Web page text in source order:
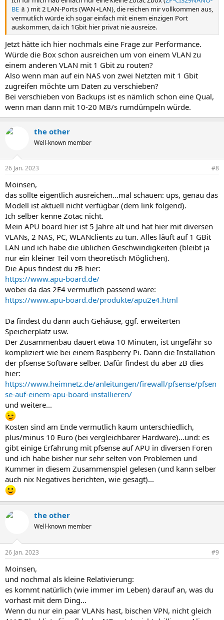
BE
) mit 2 LAN-Ports (WAN+LAN), die reichen mir vollkommen aus,
vermutlich würde ich sogar einfach mit einem einzigen Port
auskommen, da ich 1Gbit hier privat nie ausreize.
Jetzt hätte ich hier nochmals eine Frage zur Performance.
Würde die Box schon ausreichen um von einem VLAN zu
einem anderen VLAN mit 1 Gbit zu routen?
Also wenn man auf ein NAS von zwei Netzten mit 1 Gbit
zugreifen möchte um Daten zu verschieben?
Bei verschieben von Backups ist es nämlich schon eine Qual,
wenn man dann mit 10-20 MB/s rumdümpeln würde.
the other
Well-known member
26 Jan. 2023 #8
Moinsen,
das sollte eigentlich ausreichen...mal schauen: ups, genau das
Modell ist aktuell nicht verfügbar (dem link folgend).
Ich selber kenne Zotac nicht.
Mein APU board hier ist 5 Jahre alt und hat hier mit diversen
VLANs, 2 NAS, PC, WLANclients zu tun. Alles läuft auf 1 GBit
LAN und ich habe die üblichen Geschwindigkeiten (bleibt ja
nur ein kleiner Teil vom theoretisch Möglichen).
Die Apus findest du zB hier:
https://www.apu-board.de/
wobei da das 2E4 vermutlich passend wäre:
https://www.apu-board.de/produkte/apu2e4.html
Da findest du dann auch Gehäuse, ggf. erweiterten
Speicherplatz usw.
Der Zusammenbau dauert etwa 10 Minuten, ist ungefähr so
kompliziert wie bei einem Raspberry Pi. Dann die Installation
der pfsense Software selber. Dafür findest du aber zB dies
hier:
https://www.heimnetz.de/anleitungen/firewall/pfsense/pfsen
se-auf-einem-apu-board-installieren/
und weitere...
Kosten sind am Ende vermutlich kaum unterschiedlich,
plus/minus 10 Euro (bei vergleichbarer Hardware)...und: es
gibt einige Erfahrung mit pfsense auf APU in diversen Foren
und ich habe bisher nur sehr selten von Problemen und
Kummer in diesem Zusammenspiel gelesen (und kann selber
auch nix Negatives berichten, wie gesagt)...
the other
Well-known member
26 Jan. 2023 #9
Moinsen,
und nochmal als kleine Relativierung:
es kommt natürlich (wie immer im Leben) darauf an, was du
vorhast mit dem Ding...
Wenn du nur ein paar VLANs hast, bischen VPN, nicht gleich